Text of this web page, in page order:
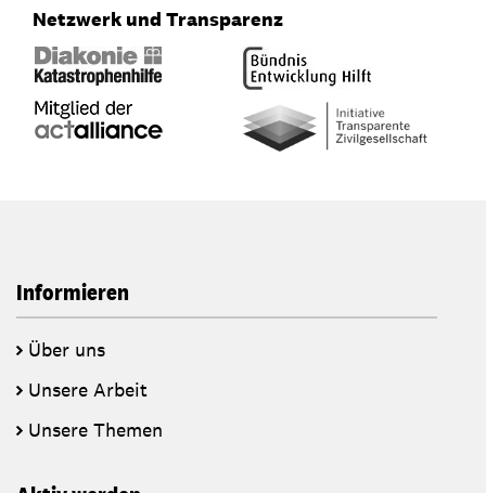
Netzwerk und Transparenz
Informieren
Über uns
Unsere Arbeit
Unsere Themen